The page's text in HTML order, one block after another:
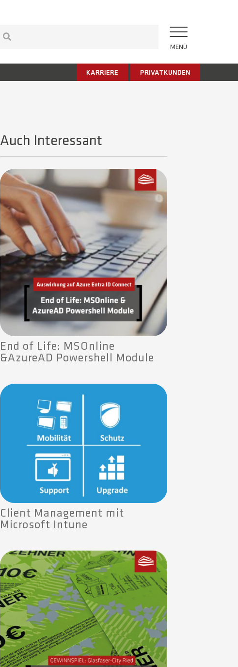
MENÜ
KARRIERE PRIVATKUNDEN
Auch Interessant​
End of Life: MSOnline
&AzureAD Powershell Module
Client Management mit
Microsoft Intune